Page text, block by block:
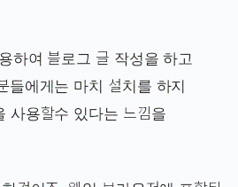
하여 블로그 글 작성을 하고
들에게는 마치 설치를 하지
사용할수 있다는 느낌을